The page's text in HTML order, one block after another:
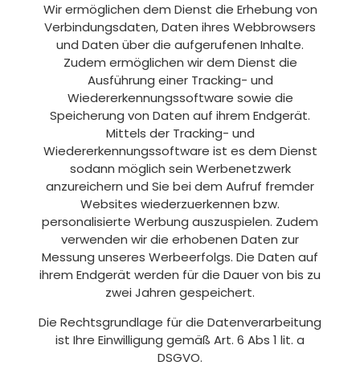
Wir ermöglichen dem Dienst die Erhebung von
Verbindungsdaten, Daten ihres Webbrowsers
und Daten über die aufgerufenen Inhalte.
Zudem ermöglichen wir dem Dienst die
Ausführung einer Tracking- und
Wiedererkennungssoftware sowie die
Speicherung von Daten auf ihrem Endgerät.
Mittels der Tracking- und
Wiedererkennungssoftware ist es dem Dienst
sodann möglich sein Werbenetzwerk
anzureichern und Sie bei dem Aufruf fremder
Websites wiederzuerkennen bzw.
personalisierte Werbung auszuspielen. Zudem
verwenden wir die erhobenen Daten zur
Messung unseres Werbeerfolgs. Die Daten auf
ihrem Endgerät werden für die Dauer von bis zu
zwei Jahren gespeichert.
Die Rechtsgrundlage für die Datenverarbeitung
ist Ihre Einwilligung gemäß Art. 6 Abs 1 lit. a
DSGVO.